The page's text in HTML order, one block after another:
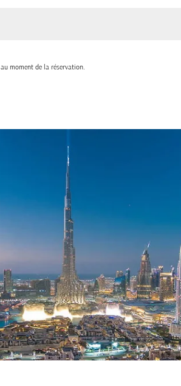
moment de la réservation.